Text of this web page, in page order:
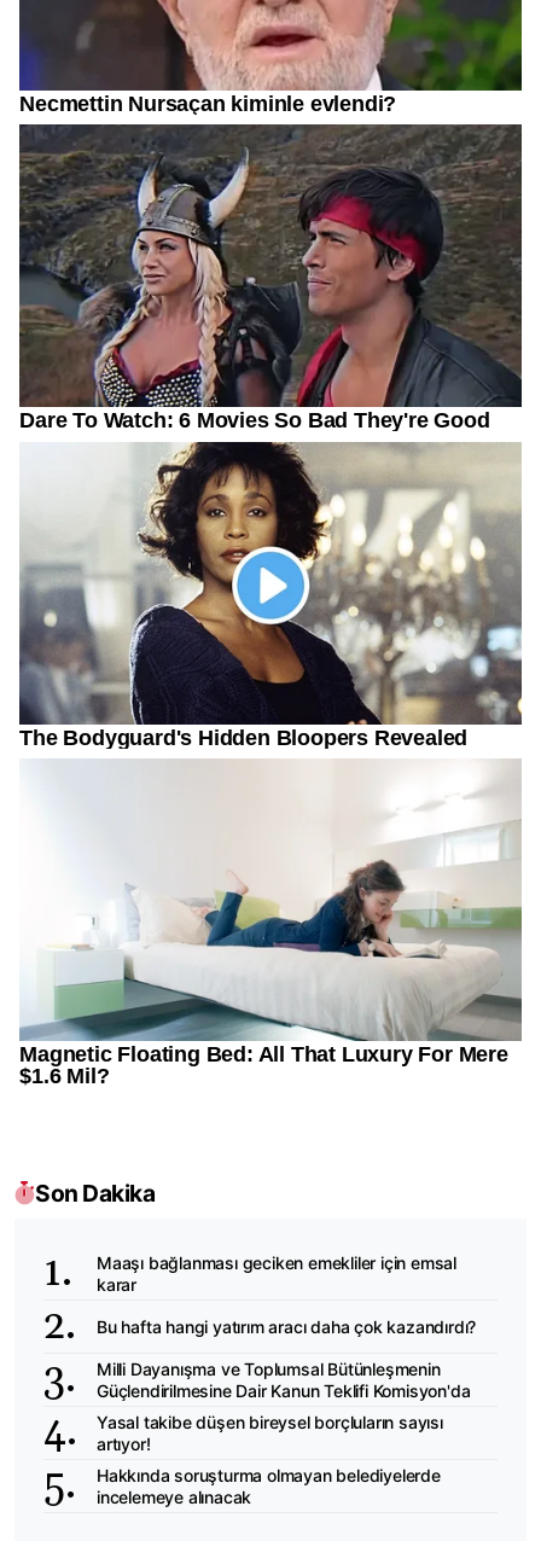
Son Dakika
Maaşı bağlanması geciken emekliler için emsal
karar
Bu hafta hangi yatırım aracı daha çok kazandırdı?
Milli Dayanışma ve Toplumsal Bütünleşmenin
Güçlendirilmesine Dair Kanun Teklifi Komisyon'da
Yasal takibe düşen bireysel borçluların sayısı
artıyor!
Hakkında soruşturma olmayan belediyelerde
incelemeye alınacak